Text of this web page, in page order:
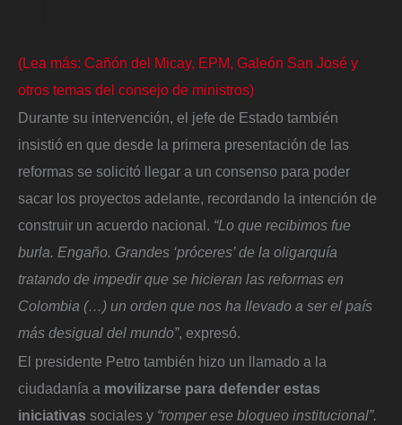
(Lea más: Cañón del Micay, EPM, Galeón San José y
otros temas del consejo de ministros)
Durante su intervención, el jefe de Estado también
insistió en que desde la primera presentación de las
reformas se solicitó llegar a un consenso para poder
sacar los proyectos adelante, recordando la intención de
construir un acuerdo nacional. “Lo que recibimos fue
burla. Engaño. Grandes ‘próceres’ de la oligarquía
tratando de impedir que se hicieran las reformas en
Colombia (…) un orden que nos ha llevado a ser el país
más desigual del mundo”, expresó.
El presidente Petro también hizo un llamado a la
ciudadanía a movilizarse para defender estas
iniciativas sociales y “romper ese bloqueo institucional”.